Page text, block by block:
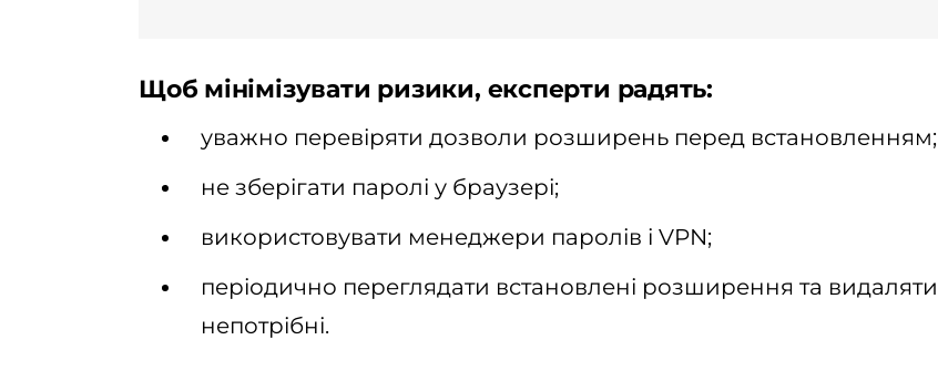
Щоб мінімізувати ризики, експерти радять:
уважно перевіряти дозволи розширень перед встановленням;
не зберігати паролі у браузері;
використовувати менеджери паролів і VPN;
періодично переглядати встановлені розширення та видаляти
непотрібні.